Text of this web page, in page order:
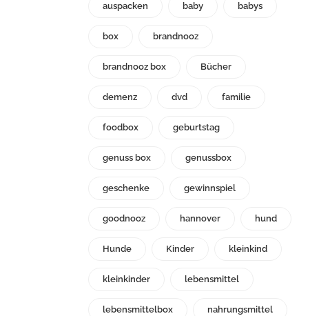
auspacken baby babys
box brandnooz
brandnooz box Bücher
demenz dvd familie
foodbox geburtstag
genuss box genussbox
geschenke gewinnspiel
goodnooz hannover hund
Hunde Kinder kleinkind
kleinkinder lebensmittel
lebensmittelbox nahrungsmittel